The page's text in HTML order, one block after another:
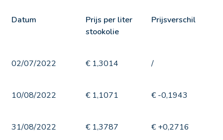
Datum
Prijs per liter
stookolie
Prijsverschil
02/07/2022 € 1,3014 /
10/08/2022 € 1,1071 € -0,1943
31/08/2022 € 1,3787 € +0,2716